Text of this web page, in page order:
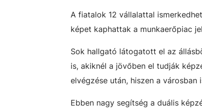
A fiatalok 12 vállalattal
képet kaphattak a munkaerőpiac
Sok hallgató látogatott el az
is, akiknél a jövőben el tudják
elvégzése után, hiszen a
Ebben nagy segítség a duális